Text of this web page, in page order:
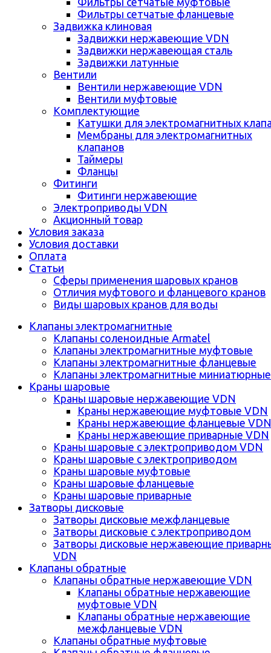
Фильтры сетчатые фланцевые
Задвижка клиновая
Задвижки нержавеющие VDN
Задвижки нержавеющая сталь
Задвижки латунные
Вентили
Вентили нержавеющие VDN
Вентили муфтовые
Комплектующие
Катушки для электромагнитных
Мембраны для электромагнитных
клапанов
Таймеры
Фланцы
Фитинги
Фитинги нержавеющие
Электроприводы VDN
Акционный товар
Условия заказа
Условия доставки
Оплата
Статьи
Сферы применения шаровых кранов
Отличия муфтового и фланцевого кранов
Виды шаровых кранов для воды
Клапаны электромагнитные
Клапаны соленоидные Armatel
Клапаны электромагнитные муфтовые
Клапаны электромагнитные фланцевые
Клапаны электромагнитные миниатюрные
Краны шаровые
Краны шаровые нержавеющие VDN
Краны нержавеющие муфтовые VDN
Краны нержавеющие фланцевые VDN
Краны нержавеющие приварные VDN
Краны шаровые с электроприводом VDN
Краны шаровые с электроприводом
Краны шаровые муфтовые
Краны шаровые фланцевые
Краны шаровые приварные
Затворы дисковые
Затворы дисковые межфланцевые
Затворы дисковые с электроприводом
Затворы дисковые нержавеющие
VDN
Клапаны обратные
Клапаны обратные нержавеющие VDN
Клапаны обратные нержавеющие
муфтовые VDN
Клапаны обратные нержавеющие
межфланцевые VDN
Клапаны обратные муфтовые